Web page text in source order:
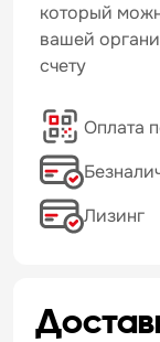
который
вашей
счету
Оплата
Лизинг